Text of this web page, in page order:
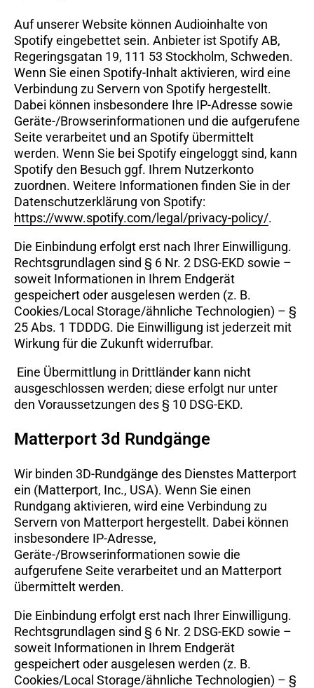
Auf unserer Website können Audioinhalte von
Spotify eingebettet sein. Anbieter ist Spotify AB,
Regeringsgatan 19, 111 53 Stockholm, Schweden.
Wenn Sie einen Spotify-Inhalt aktivieren, wird eine
Verbindung zu Servern von Spotify hergestellt.
Dabei können insbesondere Ihre IP-Adresse sowie
Geräte-/Browserinformationen und die aufgerufene
Seite verarbeitet und an Spotify übermittelt
werden. Wenn Sie bei Spotify eingeloggt sind, kann
Spotify den Besuch ggf. Ihrem Nutzerkonto
zuordnen. Weitere Informationen finden Sie in der
Datenschutzerklärung von Spotify:
https://www.spotify.com/legal/privacy-policy/.
Die Einbindung erfolgt erst nach Ihrer Einwilligung.
Rechtsgrundlagen sind § 6 Nr. 2 DSG-EKD sowie –
soweit Informationen in Ihrem Endgerät
gespeichert oder ausgelesen werden (z. B.
Cookies/Local Storage/ähnliche Technologien) – §
25 Abs. 1 TDDDG. Die Einwilligung ist jederzeit mit
Wirkung für die Zukunft widerrufbar.
Eine Übermittlung in Drittländer kann nicht
ausgeschlossen werden; diese erfolgt nur unter
den Voraussetzungen des § 10 DSG-EKD.
Matterport 3d Rundgänge
Wir binden 3D-Rundgänge des Dienstes Matterport
ein (Matterport, Inc., USA). Wenn Sie einen
Rundgang aktivieren, wird eine Verbindung zu
Servern von Matterport hergestellt. Dabei können
insbesondere IP-Adresse,
Geräte-/Browserinformationen sowie die
aufgerufene Seite verarbeitet und an Matterport
übermittelt werden.
Die Einbindung erfolgt erst nach Ihrer Einwilligung.
Rechtsgrundlagen sind § 6 Nr. 2 DSG-EKD sowie –
soweit Informationen in Ihrem Endgerät
gespeichert oder ausgelesen werden (z. B.
Cookies/Local Storage/ähnliche Technologien) – §